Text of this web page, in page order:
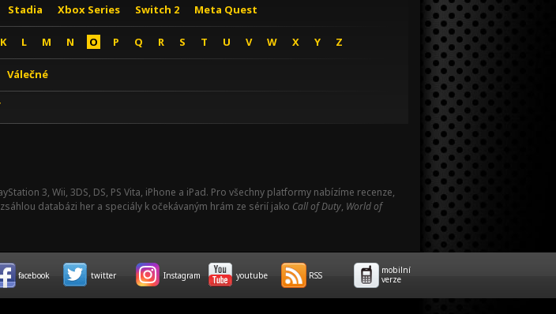
Stadia Xbox Series Switch 2 Meta Quest
K L M N O P Q R S T U V W X Y Z
Válečné
3, Wii, 3DS, DS, PS Vita, iPhone a iPad. Pro všechny platformy nabízíme recenze,
databázi her a speciály k očekávaným hrám ze sérií jako Call of Duty, World of
facebook twitter Instagram youtube RSS
mobilní
verze